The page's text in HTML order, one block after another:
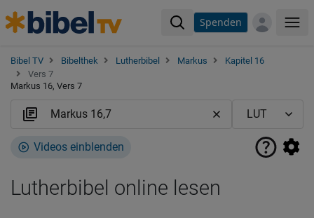
Spenden
Bibel TV Bibelthek Lutherbibel Markus
Kapitel 16
Vers 7
Markus 16, Vers 7
Videos einblenden
Lutherbibel online lesen